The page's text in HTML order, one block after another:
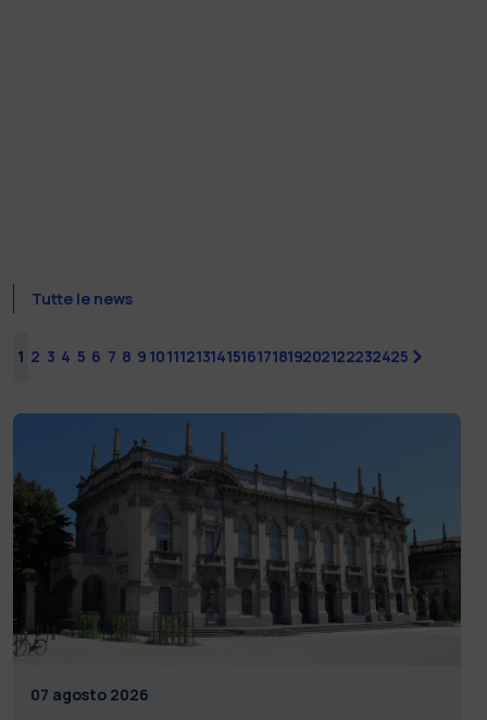
Tutte le news
1 2 3 4 5 6 7 8 9 10111213141516171819202122232425
07 agosto 2026